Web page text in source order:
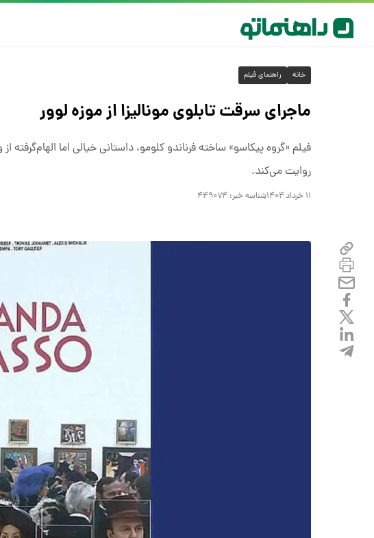
خانه راهنمای فیلم
ماجرای سرقت تابلوی مونالیزا از موزه لوور
فیلم «گروه پیکاسو» ساخته فرناندو کلومو، داستانی خیالی اما
روایت می‌کند.
۱۱ خرداد ۱۴۰۴ شناسه خبر: ۴۴۹۰۷۴